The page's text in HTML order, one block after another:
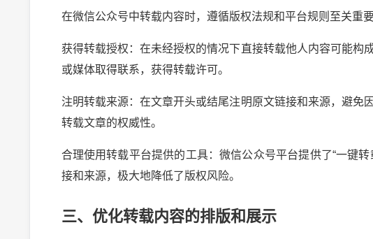
在微信公众号中转载内容时，遵循版权法规和平台规则至关重
获得转载授权：在未经授权的情况下直接转载他人内容可能构
或媒体取得联系，获得转载许可。
注明转载来源：在文章开头或结尾注明原文链接和来源，避免
转载文章的权威性。
合理使用转载平台提供的工具：微信公众号平台提供了“一键
接和来源，极大地降低了版权风险。
三、优化转载内容的排版和展示